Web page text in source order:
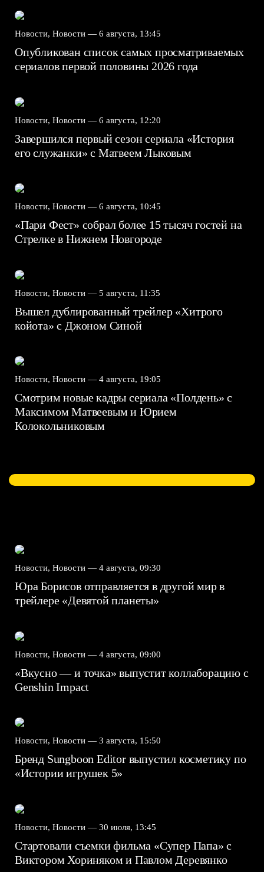
Новости, Новости — 6 августа, 13:45
Опубликован список самых просматриваемых
сериалов первой половины 2026 года
Новости, Новости — 6 августа, 12:20
Завершился первый сезон сериала «История
его служанки» с Матвеем Лыковым
Новости, Новости — 6 августа, 10:45
«Пари Фест» собрал более 15 тысяч гостей на
Стрелке в Нижнем Новгороде
Новости, Новости — 5 августа, 11:35
Вышел дублированный трейлер «Хитрого
койота» с Джоном Синой
Новости, Новости — 4 августа, 19:05
Смотрим новые кадры сериала «Полдень» с
Максимом Матвеевым и Юрием
Колокольниковым
Новости, Новости — 4 августа, 09:30
Юра Борисов отправляется в другой мир в
трейлере «Девятой планеты»
Новости, Новости — 4 августа, 09:00
«Вкусно — и точка» выпустит коллаборацию с
Genshin Impact⁠⁠
Новости, Новости — 3 августа, 15:50
Бренд Sungboon Editor выпустил косметику по
«Истории игрушек 5»
Новости, Новости — 30 июля, 13:45
Стартовали съемки фильма «Супер Папа» с
Виктором Хориняком и Павлом Деревянко